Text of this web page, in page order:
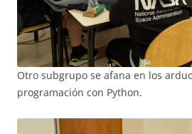
Otro subgrupo se afana en los
programación con Python.